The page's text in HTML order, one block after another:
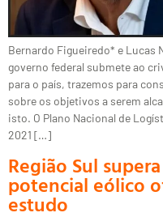
Bernardo Figueiredo* e Lucas
governo federal submete ao
para o país, trazemos para
sobre os objetivos a serem
isto. O Plano Nacional de
2021 […]
Região Sul
potencial eólico
estudo